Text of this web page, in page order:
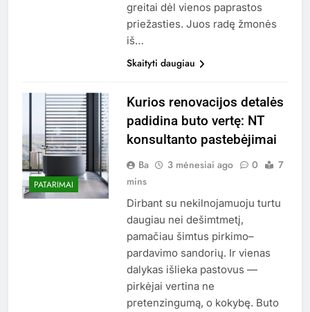
greitai dėl vienos paprastos
priežasties. Juos radę žmonės
iš…
Skaityti daugiau
PATARIMAI
Kurios renovacijos detalės
padidina buto vertę: NT
konsultanto pastebėjimai
Ba 3 mėnesiai ago 0
7
mins
Dirbant su nekilnojamuoju turtu
daugiau nei dešimtmetį,
pamačiau šimtus pirkimo–
pardavimo sandorių. Ir vienas
dalykas išlieka pastovus —
pirkėjai vertina ne
pretenzingumą, o kokybę. Buto